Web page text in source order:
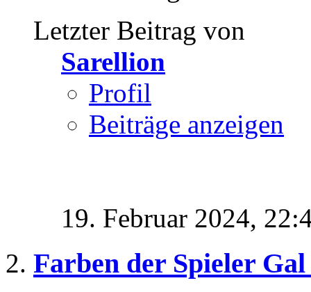
Letzter Beitrag von
Sarellion
Profil
Beiträge anzeigen
19. Februar 2024,
Farben der Spieler